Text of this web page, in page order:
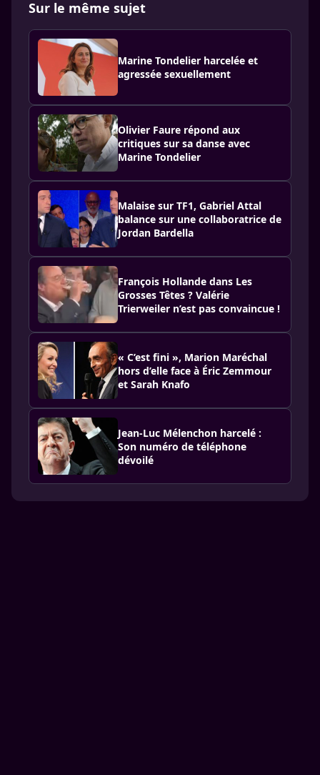
Sur le même sujet
Marine Tondelier harcelée et
agressée sexuellement
Olivier Faure répond aux
critiques sur sa danse avec
Marine Tondelier
Malaise sur TF1, Gabriel Attal
balance sur une collaboratrice de
Jordan Bardella
François Hollande dans Les
Grosses Têtes ? Valérie
Trierweiler n’est pas convaincue !
« C’est fini », Marion Maréchal
hors d’elle face à Éric Zemmour
et Sarah Knafo
Jean-Luc Mélenchon harcelé :
Son numéro de téléphone
dévoilé